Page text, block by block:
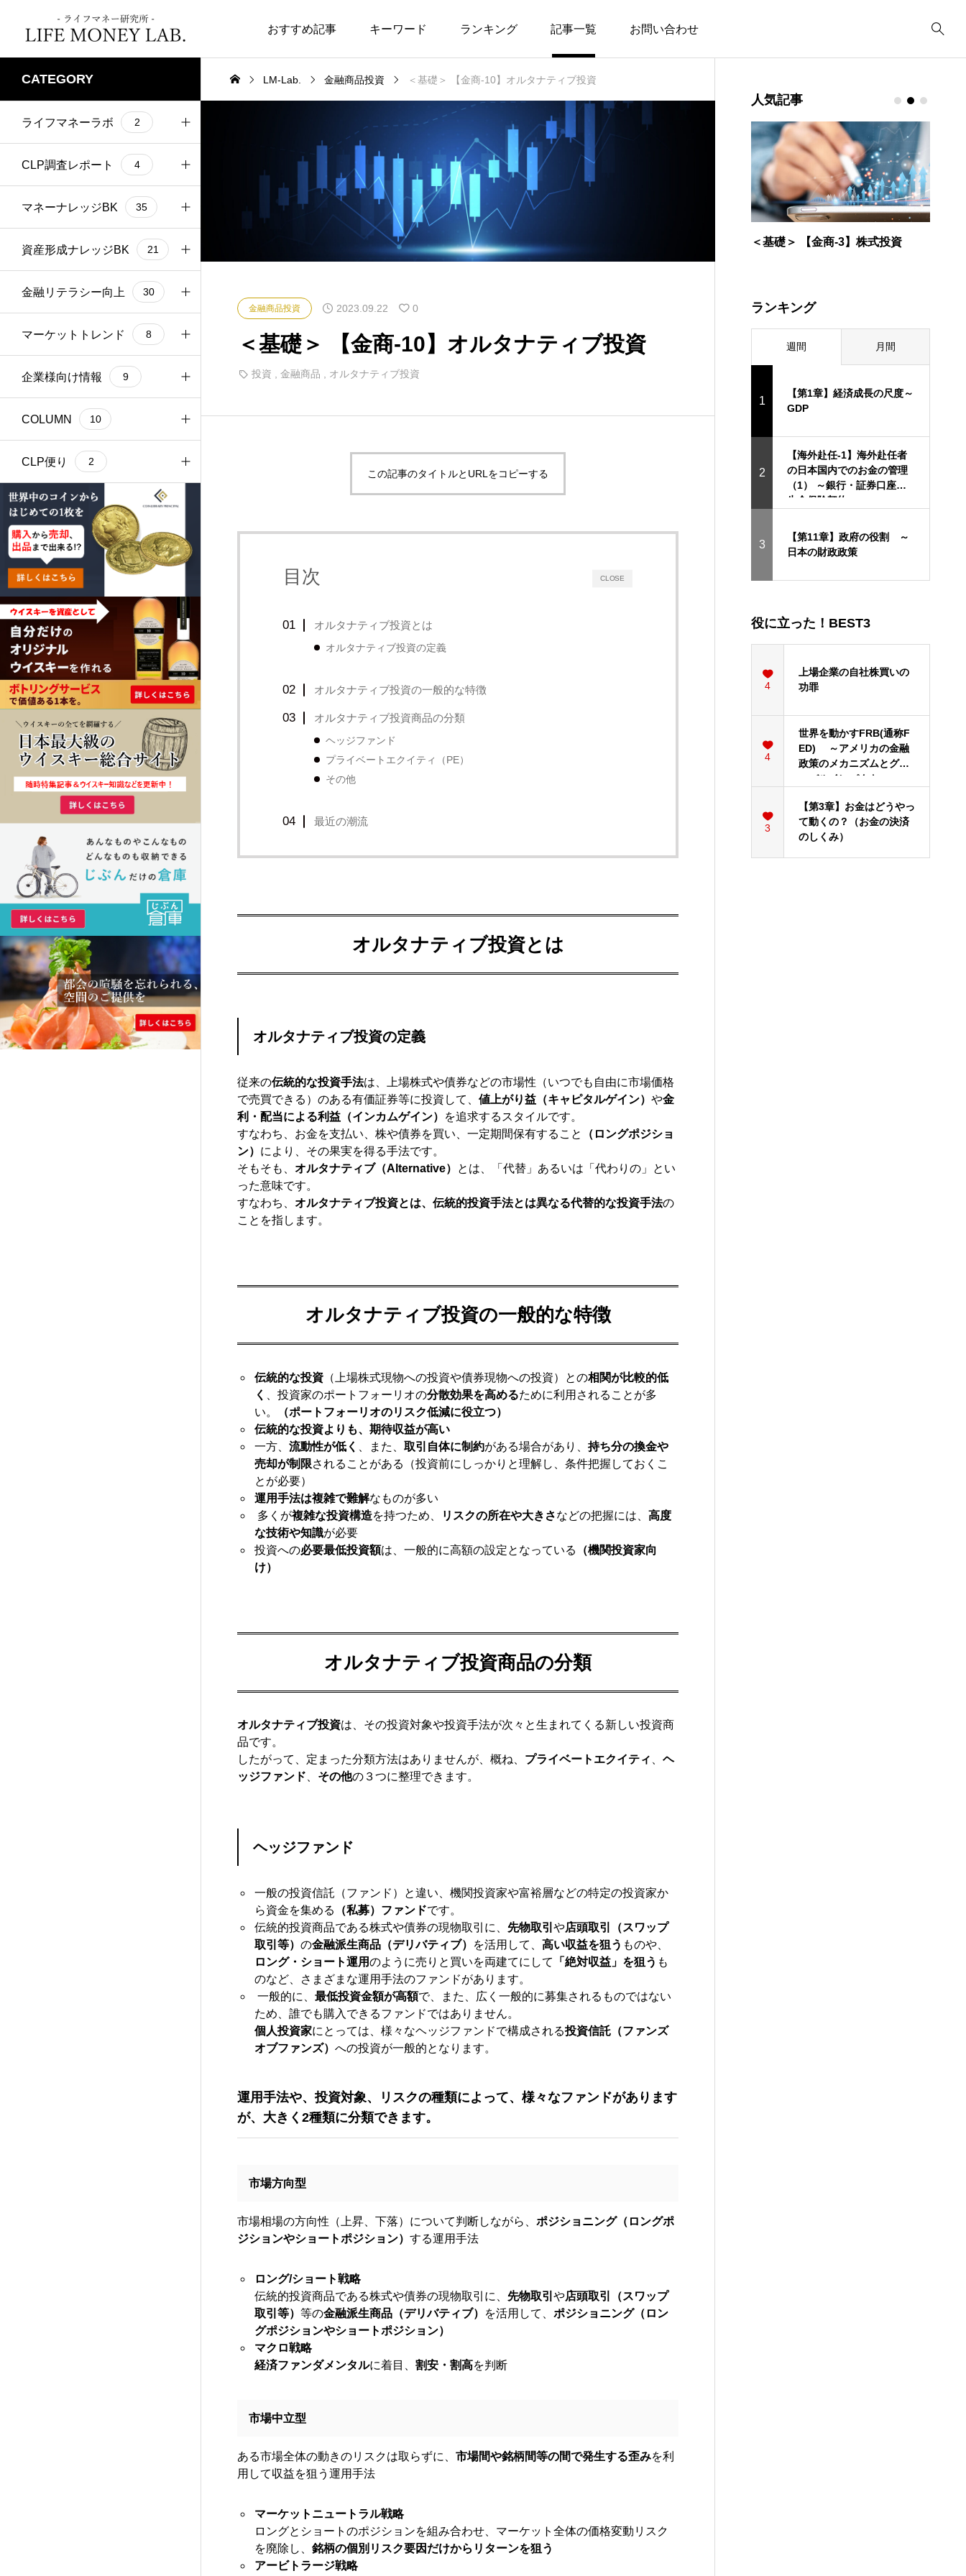
おすすめ記事 キーワード ランキング 記事一覧 お問い合わせ
成
【第4章】雇用の状況
を知る～完全失業率と
有効求人倍率
2024.01.29 2023.08.29
【第12章】国際金融と
外国為替 入門編
2023.11.27
【外為_第1章】外国為
住民税 2
資産運用実態調査報
告
4
1
1
1
保険
1
お金に関する相談窓
REIT
対顧客マーケット 1
経済
医療保険
景気動向指数
確定給付年金、確定
実需取引
為替相場
健康保険
ファンダメンタルズ
資産形成
2
鉱工業生産指数 1
税制改正大綱
投資
イールドカーブ
雇用
オルタナティブ
CATEGORY
ライフマネーラボ 2
ラボへの誘い
CLP調査レポート 4
CLPアンケート調査
マネーナレッジBK 35
公的介護・医療保険 3
年金
税金
遺産相続
贈与税と相続税
資産形成ナレッジBK 21
資産形成と投資
金融商品投資
金融リテラシー向上 30
外国為替 入門編
金融と経済 入門編
経済指標 入門編
マーケットトレンド 8
株式市場
金利・債券市場
外国為替市場
企業様向け情報 9
各種情報提供
社員教育関連
海外赴任者サポート 2
COLUMN 10
COLUMNについて
2022年9～12月 6
2023年1～12月 3
CLP便り 2
出張報告 1
人気記事
【第0章】はじめに
て何だ？
＜基礎＞ 【金商-3】株式投資
ランキング
週間 月間
1
【第1章】経済成長の尺度～
GDP
2
【海外赴任-1】海外赴任者
の日本国内でのお金の管理
（1） ～銀行・証券口座と
生命保険契約
3
【第11章】政府の役割 ～
日本の財政政策
役に立った！BEST3
4
上場企業の自社株買いの
功罪
4
世界を動かすFRB(通称F
ED) ～アメリカの金融
政策のメカニズムとグロ
ーバルインパクト
3
【第3章】お金はどうやっ
て動くの？（お金の決済
のしくみ）
LM-Lab. 金融商品投資 ＜基礎＞ 【金商-10】オルタナティブ投資
金融商品投資 2023.09.22 0
＜基礎＞ 【金商-10】オルタナティブ投資
投資 , 金融商品 , オルタナティブ投資
この記事のタイトルとURLをコピーする
CLOSE
目次
オルタナティブ投資とは
オルタナティブ投資の定義
オルタナティブ投資の一般的な特徴
オルタナティブ投資商品の分類
ヘッジファンド
プライベートエクイティ（PE）
その他
最近の潮流
オルタナティブ投資とは
オルタナティブ投資の定義
従来の伝統的な投資手法は、上場株式や債券などの市場性（いつでも自由に市場価格
で売買できる）のある有価証券等に投資して、 値上がり益（キャピタルゲイン） や金
利・配当による利益（インカムゲイン）
を追求するスタイルです。
すなわち、お金を支払い、株や債券を買い、一定期間保有すること
（ロングポジショ
ン） により、その果実を得る手法です。
そもそも、 オルタナティブ（Alternative）
とは、「代替」あるいは「代わりの」とい
った意味です。
すなわち、 オルタナティブ投資とは、伝統的投資手法とは異なる代替的な投資手法の
ことを指します。
オルタナティブ投資の一般的な特徴
伝統的な投資（上場株式現物への投資や債券現物への投資）との相関が比較的低
く
、投資家のポートフォーリオの分散効果を高めるために利用されることが多
い。
（ポートフォーリオのリスク低減に役立つ）
伝統的な投資よりも、期待収益が高い
一方、 流動性が低く 、また、 取引自体に制約がある場合があり、 持ち分の換金や
売却が制限されることがある（投資前にしっかりと理解し、条件把握しておくこ
とが必要）
運用手法は複雑で難解なものが多い
多くが複雑な投資構造を持つため、 リスクの所在や大きさなどの把握には、 高度
な技術や知識が必要
投資への必要最低投資額は、一般的に高額の設定となっている
（機関投資家向
け）
オルタナティブ投資商品の分類
オルタナティブ投資は、その投資対象や投資手法が次々と生まれてくる新しい投資商
品です。
したがって、定まった分類方法はありませんが、概ね、 プライベートエクイティ
ヘ
ッジファンド
その他の３つに整理できます。
ヘッジファンド
一般の投資信託（ファンド）と違い、機関投資家や富裕層などの特定の投資家か
ら資金を集める
（私募）ファンドです。
伝統的投資商品である株式や債券の現物取引に、 先物取引 や店頭取引（スワップ
取引等） の金融派生商品（デリバティブ） を活用して、 高い収益を狙う ものや、
ロング・ショート運用のように売りと買いを両建てにして 「絶対収益」を狙う も
のなど、さまざまな運用手法のファンドがあります。
一般的に、 最低投資金額が高額で、また、広く一般的に募集されるものではない
ため、誰でも購入できるファンドではありません。
個人投資家にとっては、様々なヘッジファンドで構成される投資信託（ファンズ
オブファンズ） への投資が一般的となります。
運用手法や、投資対象、リスクの種類によって、様々なファンドがあります
が、大きく2種類に分類できます。
市場方向型
市場相場の方向性（上昇、下落）について判断しながら、 ポジショニング（ロングポ
ジションやショートポジション） する運用手法
ロング/ショート戦略
伝統的投資商品である株式や債券の現物取引に、 先物取引 や店頭取引（スワップ
取引等） 等の金融派生商品（デリバティブ） を活用して、 ポジショニング（ロン
グポジションやショートポジション）
マクロ戦略
経済ファンダメンタルに着目、 割安・割高を判断
市場中立型
ある市場全体の動きのリスクは取らずに、 市場間や銘柄間等の間で発生する歪みを利
用して収益を狙う運用手法
マーケットニュートラル戦略
ロングとショートのポジションを組み合わせ、マーケット全体の価格変動リスク
を廃除し、 銘柄の個別リスク要因だけからリターンを狙う
アービトラージ戦略